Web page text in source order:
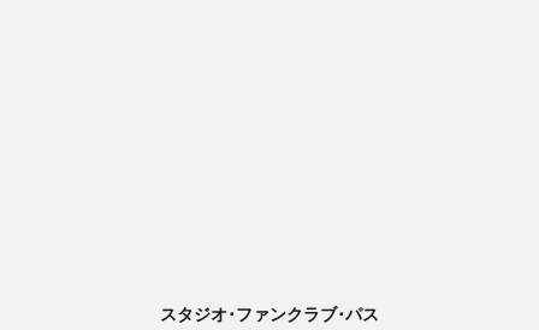
スタジオ･ファンクラブ･パス